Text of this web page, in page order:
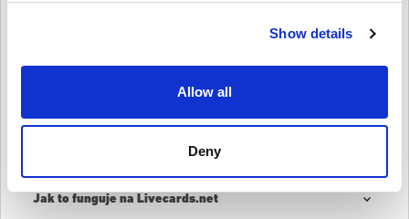
Show details
Allow all
Deny
kartu PSN Karta PSN 20 EUR – PlayStation
užívejte si svobodu nákupu her, předplatného a zábavy za svých
PlayStation Network Finland nyní z Livecards.net a začněte hrát
Jak to funguje na Livecards.net